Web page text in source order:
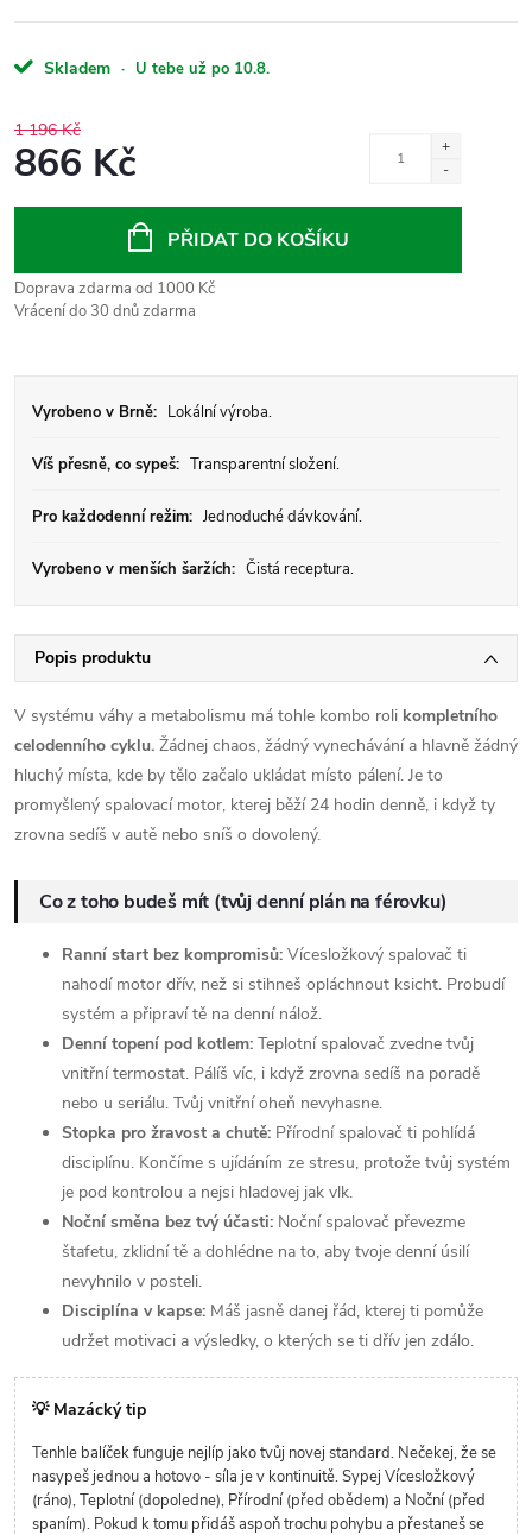
Skladem · U tebe už po 10.8.
1 196 Kč
866 Kč
PŘIDAT DO KOŠÍKU
Doprava zdarma od 1000 Kč
Vrácení do 30 dnů zdarma
Vyrobeno v Brně: Lokální výroba.
Víš přesně, co sypeš: Transparentní složení.
Pro každodenní režim: Jednoduché dávkování.
Vyrobeno v menších šaržích: Čistá receptura.
Popis produktu
V systému váhy a metabolismu má tohle kombo roli kompletního
celodenního cyklu. Žádnej chaos, žádný vynechávání a hlavně žádný
hluchý místa, kde by tělo začalo ukládat místo pálení. Je to
promyšlený spalovací motor, kterej běží 24 hodin denně, i když ty
zrovna sedíš v autě nebo sníš o dovolený.
Co z toho budeš mít (tvůj denní plán na férovku)
Ranní start bez kompromisů: Vícesložkový spalovač ti
nahodí motor dřív, než si stihneš opláchnout ksicht. Probudí
systém a připraví tě na denní nálož.
Denní topení pod kotlem: Teplotní spalovač zvedne tvůj
vnitřní termostat. Pálíš víc, i když zrovna sedíš na poradě
nebo u seriálu. Tvůj vnitřní oheň nevyhasne.
Stopka pro žravost a chutě: Přírodní spalovač ti pohlídá
disciplínu. Končíme s ujídáním ze stresu, protože tvůj systém
je pod kontrolou a nejsi hladovej jak vlk.
Noční směna bez tvý účasti: Noční spalovač převezme
štafetu, zklidní tě a dohlédne na to, aby tvoje denní úsilí
nevyhnilo v posteli.
Disciplína v kapse: Máš jasně danej řád, kterej ti pomůže
udržet motivaci a výsledky, o kterých se ti dřív jen zdálo.
💡 Mazácký tip
Tenhle balíček funguje nejlíp jako tvůj novej standard. Nečekej, že se
nasypeš jednou a hotovo - síla je v kontinuitě. Sypej Vícesložkový
(ráno), Teplotní (dopoledne), Přírodní (před obědem) a Noční (před
spaním). Pokud k tomu přidáš aspoň trochu pohybu a přestaneš se